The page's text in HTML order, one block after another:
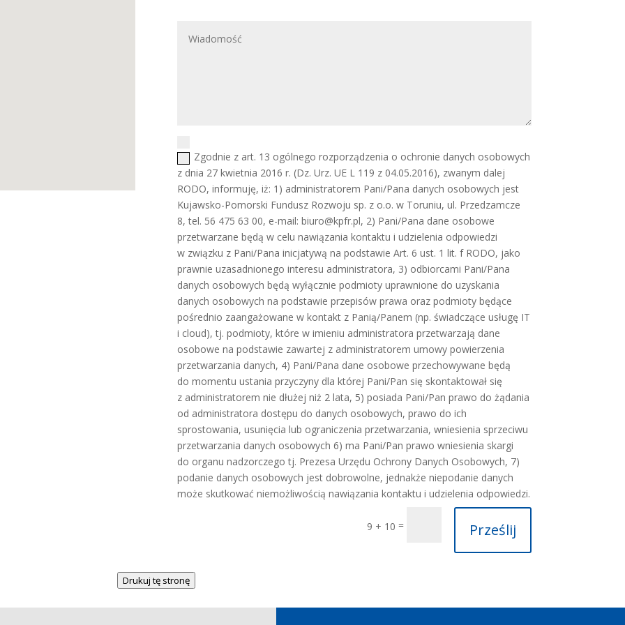
Zgodnie z art. 13 ogólnego rozporządzenia o ochronie danych osobowych
z dnia 27 kwietnia 2016 r. (Dz. Urz. UE L 119 z 04.05.2016), zwanym dalej
RODO, informuję, iż: 1) administratorem Pani/Pana danych osobowych jest
Kujawsko-Pomorski Fundusz Rozwoju sp. z o.o. w Toruniu, ul. Przedzamcze
8, tel. 56 475 63 00, e-mail: biuro@kpfr.pl, 2) Pani/Pana dane osobowe
przetwarzane będą w celu nawiązania kontaktu i udzielenia odpowiedzi
w związku z Pani/Pana inicjatywą na podstawie Art. 6 ust. 1 lit. f RODO, jako
prawnie uzasadnionego interesu administratora, 3) odbiorcami Pani/Pana
danych osobowych będą wyłącznie podmioty uprawnione do uzyskania
danych osobowych na podstawie przepisów prawa oraz podmioty będące
pośrednio zaangażowane w kontakt z Panią/Panem (np. świadczące usługę IT
i cloud), tj. podmioty, które w imieniu administratora przetwarzają dane
osobowe na podstawie zawartej z administratorem umowy powierzenia
przetwarzania danych, 4) Pani/Pana dane osobowe przechowywane będą
do momentu ustania przyczyny dla której Pani/Pan się skontaktował się
z administratorem nie dłużej niż 2 lata, 5) posiada Pani/Pan prawo do żądania
od administratora dostępu do danych osobowych, prawo do ich
sprostowania, usunięcia lub ograniczenia przetwarzania, wniesienia sprzeciwu
przetwarzania danych osobowych 6) ma Pani/Pan prawo wniesienia skargi
do organu nadzorczego tj. Prezesa Urzędu Ochrony Danych Osobowych, 7)
podanie danych osobowych jest dobrowolne, jednakże niepodanie danych
może skutkować niemożliwością nawiązania kontaktu i udzielenia odpowiedzi.
9 + 10 = Prześlij
Drukuj tę stronę